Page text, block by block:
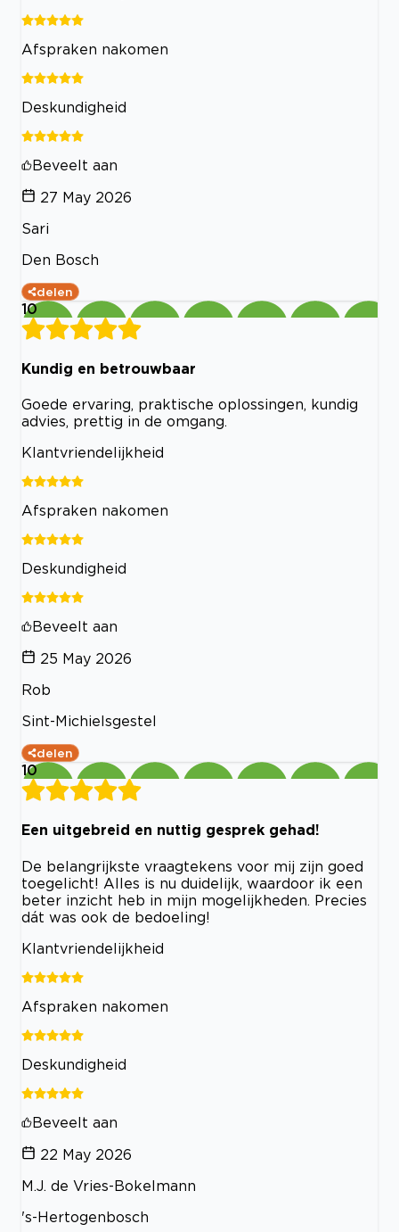
Afspraken nakomen
Deskundigheid
Beveelt aan
27 May 2026
Sari
Den Bosch
delen
10
Kundig en betrouwbaar
Goede ervaring, praktische oplossingen, kundig
advies, prettig in de omgang.
Klantvriendelijkheid
Afspraken nakomen
Deskundigheid
Beveelt aan
25 May 2026
Rob
Sint-Michielsgestel
delen
10
Een uitgebreid en nuttig gesprek gehad!
De belangrijkste vraagtekens voor mij zijn goed
toegelicht! Alles is nu duidelijk, waardoor ik een
beter inzicht heb in mijn mogelijkheden. Precies
dát was ook de bedoeling!
Klantvriendelijkheid
Afspraken nakomen
Deskundigheid
Beveelt aan
22 May 2026
M.J. de Vries-Bokelmann
's-Hertogenbosch